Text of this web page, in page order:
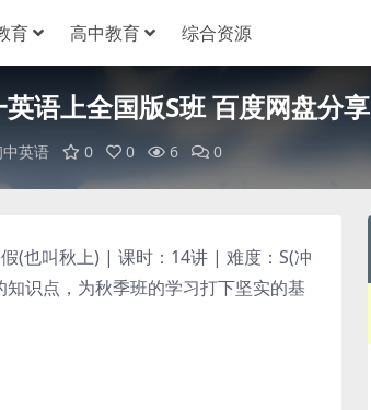
育 高中教育 综合资源
语上全国版S班 百度网盘分享
英语 0 0 6 0
(也叫秋上) | 课时：14讲 | 难度：S(冲
识点，为秋季班的学习打下坚实的基